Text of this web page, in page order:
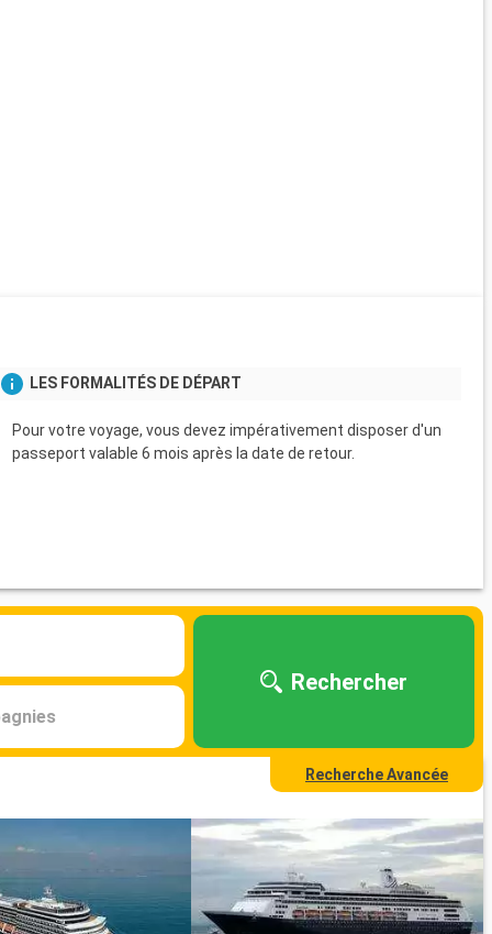
LES FORMALITÉS DE DÉPART
Pour votre voyage, vous devez impérativement disposer d'un
passeport valable 6 mois après la date de retour.
Rechercher
Recherche Avancée